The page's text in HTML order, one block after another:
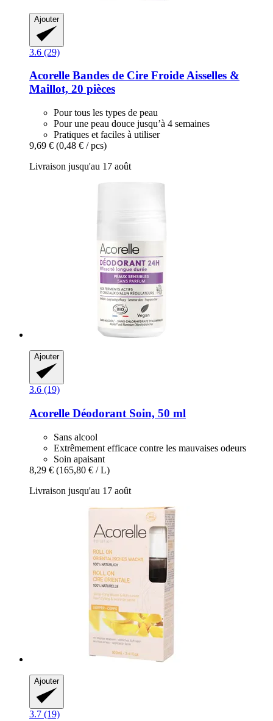
Ajouter
3.6 (29)
Acorelle Bandes de Cire Froide Aisselles &
Maillot, 20 pièces
Pour tous les types de peau
Pour une peau douce jusqu’à 4 semaines
Pratiques et faciles à utiliser
9,69 € (0,48 € / pcs)
Livraison jusqu'au 17 août
Ajouter
3.6 (19)
Acorelle Déodorant Soin, 50 ml
Sans alcool
Extrêmement efficace contre les mauvaises odeurs
Soin apaisant
8,29 € (165,80 € / L)
Livraison jusqu'au 17 août
Ajouter
3.7 (19)